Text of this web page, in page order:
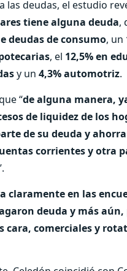
las deudas, el estudio
tiene alguna deuda,
deudas de consumo, un
, el 12,5% en
y un 4,3% automotriz.
“de alguna manera,
de liquidez de los
de su deuda y
corrientes y otra
claramente en las
deuda y más
cara, comerciales y